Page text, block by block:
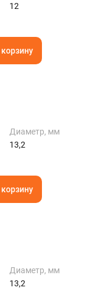
12
Диаметр, мм
13,2
Диаметр, мм
13,2